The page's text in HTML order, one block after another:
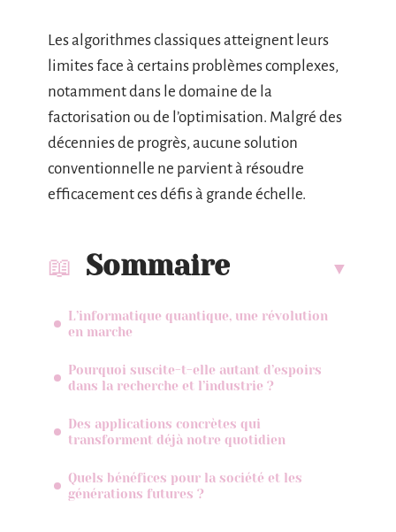
Les algorithmes classiques atteignent leurs
limites face à certains problèmes complexes,
notamment dans le domaine de la
factorisation ou de l’optimisation. Malgré des
décennies de progrès, aucune solution
conventionnelle ne parvient à résoudre
efficacement ces défis à grande échelle.
Sommaire
L’informatique quantique, une révolution
en marche
Pourquoi suscite-t-elle autant d’espoirs
dans la recherche et l’industrie ?
Des applications concrètes qui
transforment déjà notre quotidien
Quels bénéfices pour la société et les
générations futures ?